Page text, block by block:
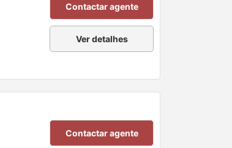
Contactar agente
Ver detalhes
Contactar agente